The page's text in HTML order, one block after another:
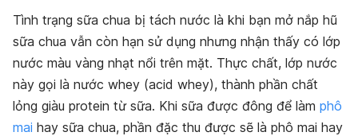
Tình trạng sữa chua bị tách nước là khi bạn mở nắp hũ
sữa chua vẫn còn hạn sử dụng nhưng nhận thấy có lớp
nước màu vàng nhạt nổi trên mặt. Thực chất, lớp nước
này gọi là nước whey (acid whey), thành phần chất
lỏng giàu protein từ sữa. Khi sữa được đông để làm phô
mai hay sữa chua, phần đặc thu được sẽ là phô mai hay